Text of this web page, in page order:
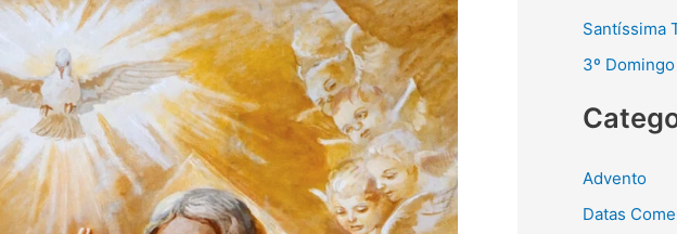
p
:
Santíssima
3º
Advento
Datas